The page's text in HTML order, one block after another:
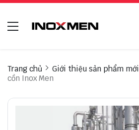
Trang chủ Giới thiệu sản phẩm mới
cồn Inox Men